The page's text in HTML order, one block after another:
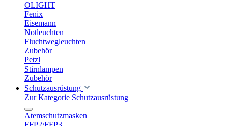
OLIGHT
Fenix
Eisemann
Notleuchten
Fluchtwegleuchten
Zubehör
Petzl
Stirnlampen
Zubehör
Schutzausrüstung
Zur Kategorie Schutzausrüstung
Atemschutzmasken